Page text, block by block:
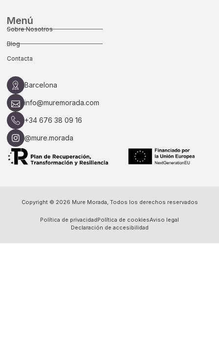
Menú
Sobre Nosotros
Blog
Contacta
Barcelona
info@muremorada.com
+34 676 38 09 16
@mure.morada
Copyright © 2026 Mure Morada, Todos los derechos reservados
Política de privacidadPolítica de cookiesAviso legal
Declaración de accesibilidad